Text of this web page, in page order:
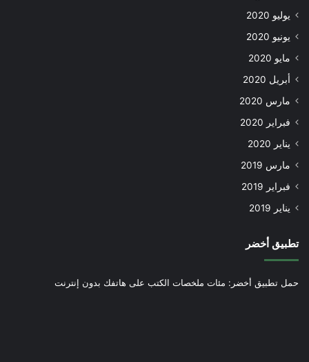
يوليو 2020
يونيو 2020
مايو 2020
أبريل 2020
مارس 2020
فبراير 2020
يناير 2020
مارس 2019
فبراير 2019
يناير 2019
تطبيق أخضر
حمل تطبيق أخضر: مئات ملخصات الكتب على هاتفك بدون إنترنت